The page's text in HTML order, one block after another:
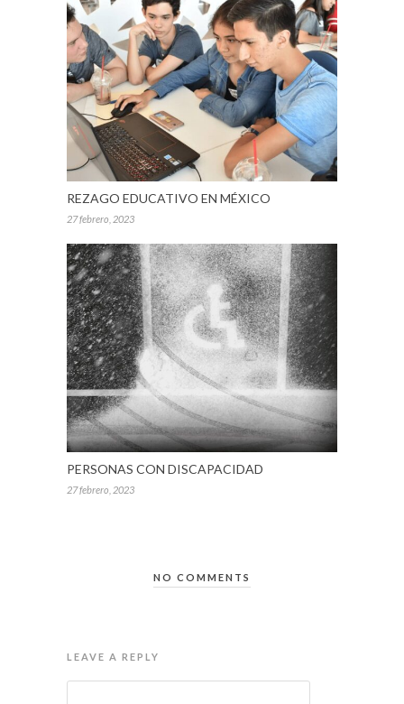
REZAGO EDUCATIVO EN MÉXICO
27 febrero, 2023
PERSONAS CON DISCAPACIDAD
27 febrero, 2023
NO COMMENTS
LEAVE A REPLY